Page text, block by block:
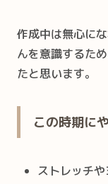
作成中は無心に
んを意識するた
たと思います。
この時期に
ストレッチ